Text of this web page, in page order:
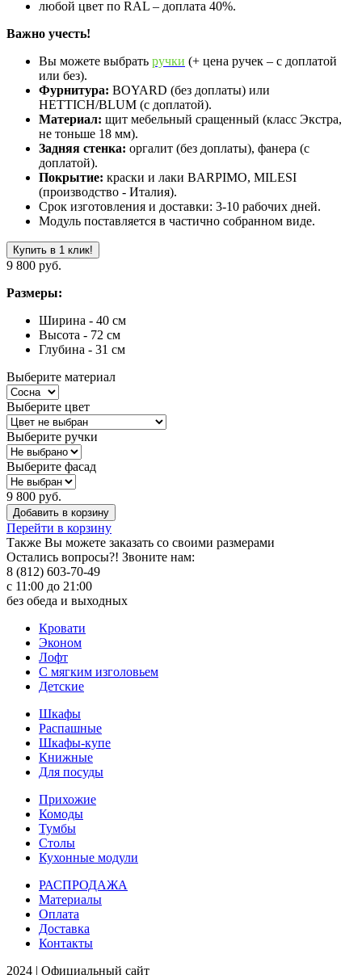
любой цвет по RAL – доплата 40%.
Важно учесть!
Вы можете выбрать ручки (+ цена ручек – с доплатой
или без).
Фурнитура: BOYARD (без доплаты) или
HETTICH/BLUM (с доплатой).
Материал: щит мебельный сращенный (класс Экстра,
не тоньше 18 мм).
Задняя стенка: оргалит (без доплаты), фанера (с
доплатой).
Покрытие: краски и лаки BARPIMO, MILESI
(производство - Италия).
Срок изготовления и доставки: 3-10 рабочих дней.
Модуль поставляется в частично собранном виде.
Купить в 1 клик!
9 800 руб.
Размеры:
Ширина - 40 см
Высота - 72 см
Глубина - 31 см
Выберите материал
Выберите цвет
Выберите ручки
Выберите фасад
9 800 руб.
Добавить в корзину
Перейти в корзину
Также Вы можете заказать со своими размерами
Остались вопросы?! Звоните нам:
8 (812) 603-70-49
с 11:00 до 21:00
без обеда и выходных
Кровати
Эконом
Лофт
С мягким изголовьем
Детские
Шкафы
Распашные
Шкафы-купе
Книжные
Для посуды
Прихожие
Комоды
Тумбы
Столы
Кухонные модули
РАСПРОДАЖА
Материалы
Оплата
Доставка
Контакты
2024 | Официальный сайт